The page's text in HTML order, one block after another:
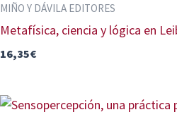
MIÑO Y DÁVILA EDITORES
Metafísica, ciencia y lógica en
16,35€